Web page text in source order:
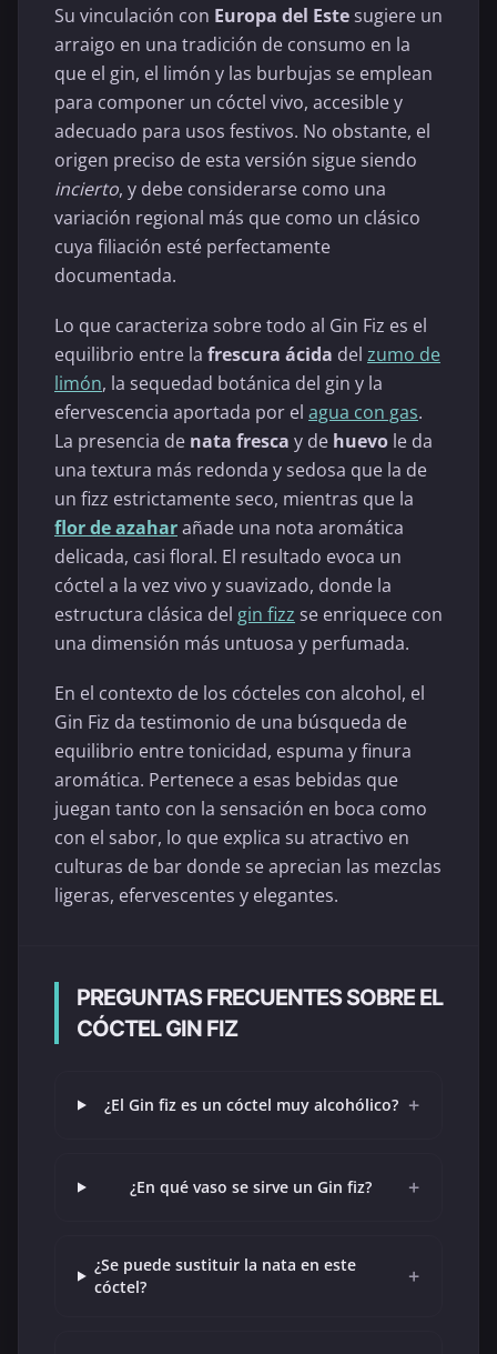
Su vinculación con Europa del Este sugiere un
arraigo en una tradición de consumo en la
que el gin, el limón y las burbujas se emplean
para componer un cóctel vivo, accesible y
adecuado para usos festivos. No obstante, el
origen preciso de esta versión sigue siendo
incierto, y debe considerarse como una
variación regional más que como un clásico
cuya filiación esté perfectamente
documentada.
Lo que caracteriza sobre todo al Gin Fiz es el
equilibrio entre la frescura ácida del zumo de
limón, la sequedad botánica del gin y la
efervescencia aportada por el agua con gas.
La presencia de nata fresca y de huevo le da
una textura más redonda y sedosa que la de
un fizz estrictamente seco, mientras que la
flor de azaharañade una nota aromática
delicada, casi floral. El resultado evoca un
cóctel a la vez vivo y suavizado, donde la
estructura clásica del gin fizz se enriquece con
una dimensión más untuosa y perfumada.
En el contexto de los cócteles con alcohol, el
Gin Fiz da testimonio de una búsqueda de
equilibrio entre tonicidad, espuma y finura
aromática. Pertenece a esas bebidas que
juegan tanto con la sensación en boca como
con el sabor, lo que explica su atractivo en
culturas de bar donde se aprecian las mezclas
ligeras, efervescentes y elegantes.
PREGUNTAS FRECUENTES SOBRE EL
CÓCTEL GIN FIZ
¿El Gin fiz es un cóctel muy alcohólico? +
¿En qué vaso se sirve un Gin fiz? +
¿Se puede sustituir la nata en este
cóctel?
+